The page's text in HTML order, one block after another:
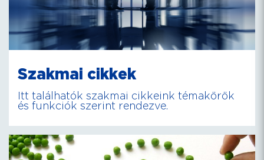
Szakmai cikkek
Itt találhatók szakmai cikkeink témakörök
és funkciók szerint rendezve.